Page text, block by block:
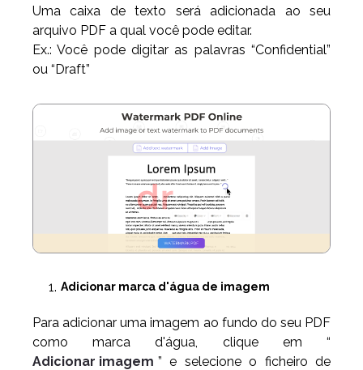
Uma caixa de texto será adicionada ao seu
arquivo PDF a qual você pode editar.
Ex.: Você pode digitar as palavras “Confidential”
ou “Draft”
Adicionar marca d'água de imagem
Para adicionar uma imagem ao fundo do seu PDF
como marca d'água, clique em “
Adicionar imagem ” e selecione o ficheiro de